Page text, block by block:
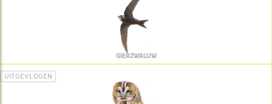
GIERZWALUW
UITGEVLOGEN